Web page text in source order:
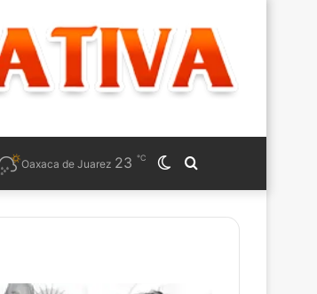
Search
for
Switch
skin
Oaxaca de Juarez 23 ℃